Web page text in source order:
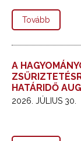
Tovább
A
HATÁRIDŐ
2026. JÚLIUS 30.